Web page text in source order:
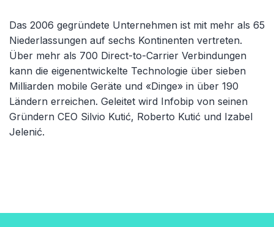
Das 2006 gegründete Unternehmen ist mit mehr als 65
Niederlassungen auf sechs Kontinenten vertreten.
Über mehr als 700 Direct-to-Carrier Verbindungen
kann die eigenentwickelte Technologie über sieben
Milliarden mobile Geräte und «Dinge» in über 190
Ländern erreichen. Geleitet wird Infobip von seinen
Gründern CEO Silvio Kutić, Roberto Kutić und Izabel
Jelenić.